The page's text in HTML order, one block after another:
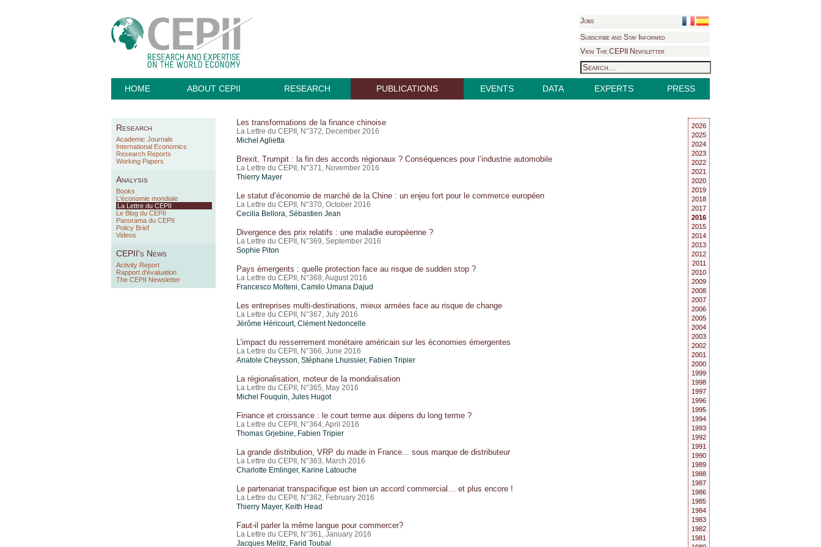
Jobs
Subscribe and Stay Informed
View The CEPII Newsletter
HOME ABOUT CEPII RESEARCH PUBLICATIONS EVENTS DATA EXPERTS PRESS
Research
Academic Journals
International Economics
Research Reports
Working Papers
Analysis
Books
L'économie mondiale
La Lettre du CEPII
Le Blog du CEPII
Panorama du CEPII
Policy Brief
Videos
CEPII's News
Activity Report
Rapport d'évaluation
The CEPII Newsletter
Les transformations de la finance chinoise
La Lettre du CEPII, N°372, December 2016
Michel Aglietta
Brexit, Trumpit : la fin des accords régionaux ? Conséquences pour l’industrie automobile
La Lettre du CEPII, N°371, November 2016
Thierry Mayer
Le statut d’économie de marché de la Chine : un enjeu fort pour le commerce européen
La Lettre du CEPII, N°370, October 2016
Cecilia Bellora, Sébastien Jean
Divergence des prix relatifs : une maladie européenne ?
La Lettre du CEPII, N°369, September 2016
Sophie Piton
Pays émergents : quelle protection face au risque de sudden stop ?
La Lettre du CEPII, N°368, August 2016
Francesco Molteni, Camilo Umana Dajud
Les entreprises multi-destinations, mieux armées face au risque de change
La Lettre du CEPII, N°367, July 2016
Jérôme Héricourt, Clément Nedoncelle
L’impact du resserrement monétaire américain sur les économies émergentes
La Lettre du CEPII, N°366, June 2016
Anatole Cheysson, Stéphane Lhuissier, Fabien Tripier
La régionalisation, moteur de la mondialisation
La Lettre du CEPII, N°365, May 2016
Michel Fouquin, Jules Hugot
Finance et croissance : le court terme aux dépens du long terme ?
La Lettre du CEPII, N°364, April 2016
Thomas Grjebine, Fabien Tripier
La grande distribution, VRP du made in France... sous marque de distributeur
La Lettre du CEPII, N°363, March 2016
Charlotte Emlinger, Karine Latouche
Le partenariat transpacifique est bien un accord commercial… et plus encore !
La Lettre du CEPII, N°362, February 2016
Thierry Mayer, Keith Head
Faut-il parler la même langue pour commercer?
La Lettre du CEPII, N°361, January 2016
Jacques Melitz, Farid Toubal
2026
2025
2024
2023
2022
2021
2020
2019
2018
2017
2016
2015
2014
2013
2012
2011
2010
2009
2008
2007
2006
2005
2004
2003
2002
2001
2000
1999
1998
1997
1996
1995
1994
1993
1992
1991
1990
1989
1988
1987
1986
1985
1984
1983
1982
1981